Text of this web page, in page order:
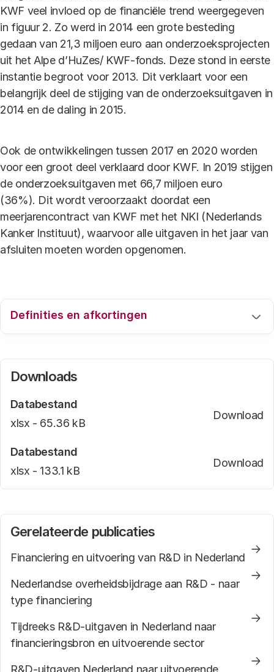
KWF veel invloed op de financiële trend weergegeven
in figuur 2. Zo werd in 2014 een grote besteding
gedaan van 21,3 miljoen euro aan onderzoeksprojecten
uit het Alpe d’HuZes/ KWF-fonds. Deze stond in eerste
instantie begroot voor 2013. Dit verklaart voor een
belangrijk deel de stijging van de onderzoeksuitgaven in
2014 en de daling in 2015.
Ook de ontwikkelingen tussen 2017 en 2020 worden
voor een groot deel verklaard door KWF. In 2019 stijgen
de onderzoeksuitgaven met 66,7 miljoen euro
(36%). Dit wordt veroorzaakt doordat een
meerjarencontract van KWF met het NKI (Nederlands
Kanker Instituut), waarvoor alle uitgaven in het jaar van
afsluiten moeten worden opgenomen.
Definities en afkortingen
afkortingen verwijzen we graag naar de
webpagina
Downloads
Databestand
bestand type
xlsx - bestand formaat
65.36 kB
Download
Databestand
bestand type
xlsx - bestand formaat
133.1 kB
Download
Gerelateerde publicaties
Financiering en uitvoering van R&D in Nederland
Nederlandse overheidsbijdrage aan R&D - naar
type financiering
Tijdreeks R&D-uitgaven in Nederland naar
financieringsbron en uitvoerende sector
R&D-uitgaven Nederland naar uitvoerende